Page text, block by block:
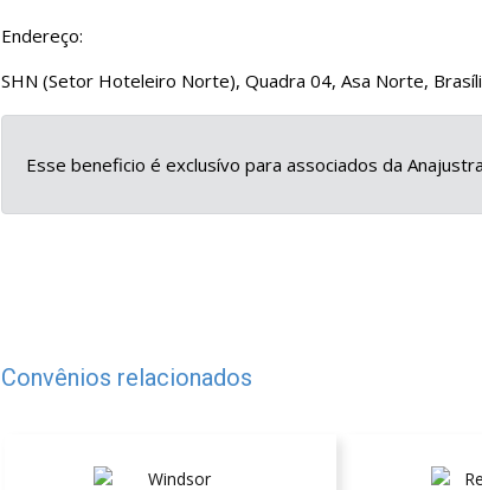
Endereço:
SHN (Setor Hoteleiro Norte), Quadra 04, Asa Norte,
Esse beneficio é exclusívo para associados da
Convênios relacionados